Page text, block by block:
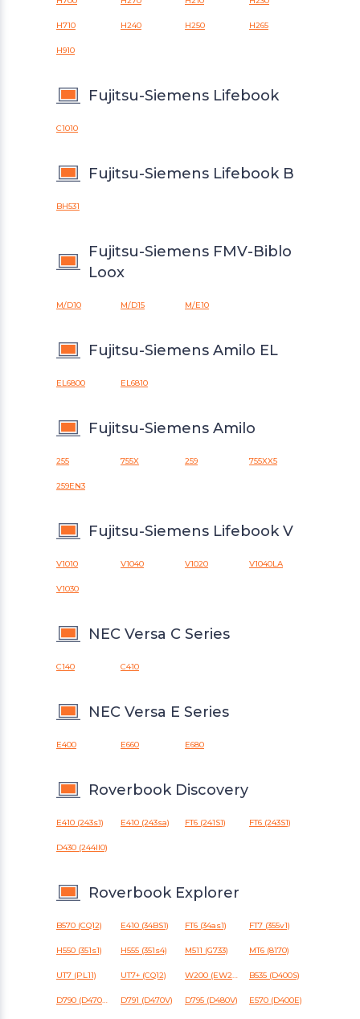
H710 H240 H250 H265
H910
Fujitsu-Siemens Lifebook
C1010
Fujitsu-Siemens Lifebook B
BH531
Fujitsu-Siemens FMV-Biblo
Loox
M/D10 M/D15 M/E10
Fujitsu-Siemens Amilo EL
EL6800 EL6810
Fujitsu-Siemens Amilo
255 755X 259 755XX5
259EN3
Fujitsu-Siemens Lifebook V
V1010 V1040 V1020 V1040LA
V1030
NEC Versa C Series
C140 C410
NEC Versa E Series
E400 E660 E680
Roverbook Discovery
E410 (243s1) E410 (243sa) FT6 (241S1) FT6 (243S1)
D430 (244II0)
Roverbook Explorer
B570 (CQ12) E410 (34BS1) FT6 (34as1) FT7 (355v1)
H550 (351s1) H555 (351s4) M511 (G733) MT6 (8170)
UT7 (PL11) UT7+ (CQ12) W200 (EW200) B535 (D400S)
D790 (D470W) D791 (D470V) D795 (D480V) E570 (D400E)